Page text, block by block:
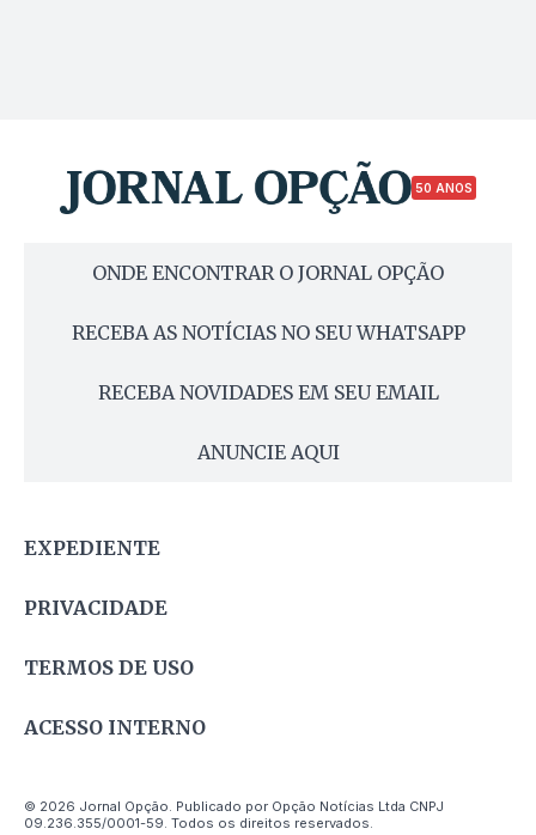
50 ANOS
ONDE ENCONTRAR O JORNAL OPÇÃO
RECEBA AS NOTÍCIAS NO SEU WHATSAPP
RECEBA NOVIDADES EM SEU EMAIL
ANUNCIE AQUI
EXPEDIENTE
PRIVACIDADE
TERMOS DE USO
ACESSO INTERNO
© 2026 Jornal Opção. Publicado por Opção Notícias Ltda CNPJ
09.236.355/0001-59. Todos os direitos reservados.